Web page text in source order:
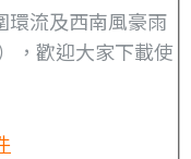
環流及西南風豪雨
，歡迎大家下載使